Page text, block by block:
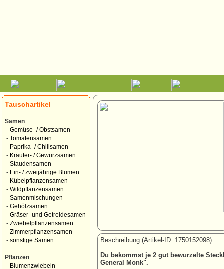
Tauschartikel
Samen
- Gemüse- / Obstsamen
- Tomatensamen
- Paprika- / Chilisamen
- Kräuter- / Gewürzsamen
- Staudensamen
- Ein- / zweijährige Blumen
- Kübelpflanzensamen
- Wildpflanzensamen
- Samenmischungen
- Gehölzsamen
- Gräser- und Getreidesamen
- Zwiebelpflanzensamen
- Zimmerpflanzensamen
- sonstige Samen
Pflanzen
- Blumenzwiebeln
Beschreibung (Artikel-ID: 1750152098):
Du bekommst je 2 gut bewurzelte
General Monk".